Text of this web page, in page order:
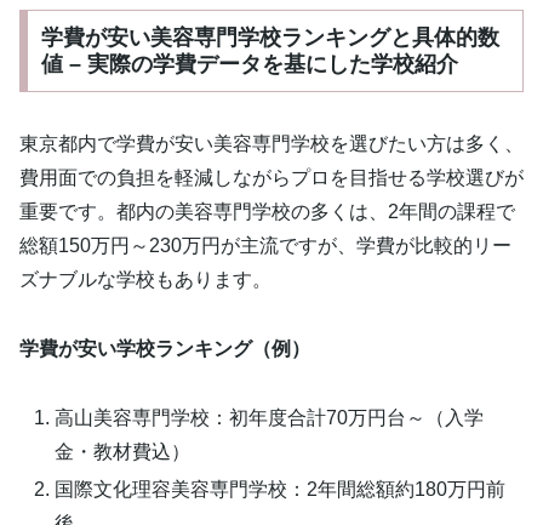
学費が安い美容専門学校ランキングと具体的数
値 – 実際の学費データを基にした学校紹介
東京都内で学費が安い美容専門学校を選びたい方は多く、
費用面での負担を軽減しながらプロを目指せる学校選びが
重要です。都内の美容専門学校の多くは、2年間の課程で
総額150万円～230万円が主流ですが、学費が比較的リー
ズナブルな学校もあります。
学費が安い学校ランキング（例）
高山美容専門学校：初年度合計70万円台～（入学
金・教材費込）
国際文化理容美容専門学校：2年間総額約180万円前